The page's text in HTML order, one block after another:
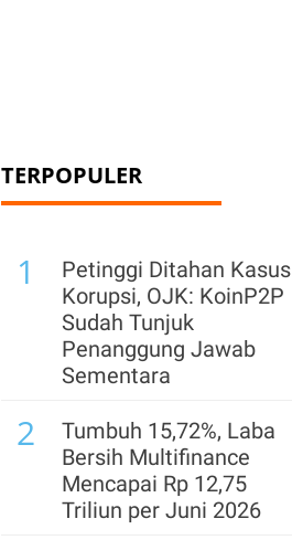
TERPOPULER
1
Petinggi Ditahan Kasus
Korupsi, OJK: KoinP2P
Sudah Tunjuk
Penanggung Jawab
Sementara
2
Tumbuh 15,72%, Laba
Bersih Multifinance
Mencapai Rp 12,75
Triliun per Juni 2026